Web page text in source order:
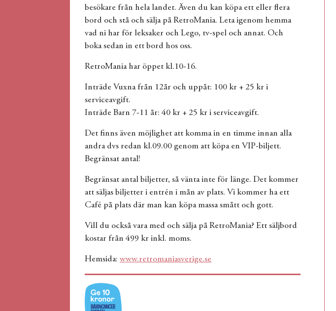
besökare från hela landet. Även du kan köpa ett eller flera
bord och stå och sälja på RetroMania. Leta igenom hemma
vad ni har för leksaker och Lego, tv-spel och annat. Och
boka sedan in ett bord hos oss.
RetroMania har öppet kl.10-16.
Inträde Vuxna från 12år och uppåt: 100 kr + 25 kr i
serviceavgift.
Inträde Barn 7-11 år: 40 kr + 25 kr i serviceavgift.
Det finns även möjlighet att komma in en timme innan alla
andra dvs redan kl.09.00 genom att köpa en VIP-biljett.
Begränsat antal!
Begränsat antal biljetter, så vänta inte för länge. Det kommer
att säljas biljetter i entrén i mån av plats. Vi kommer ha ett
Café på plats där man kan köpa massa smått och gott.
Vill du också vara med och sälja på RetroMania? Ett säljbord
kostar från 499 kr inkl. moms.
Hemsida: www.retromaniasverige.se